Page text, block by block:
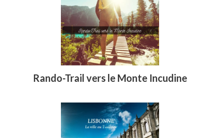
Rando-Trail vers le Monte Incudine